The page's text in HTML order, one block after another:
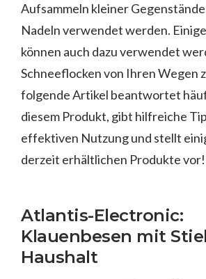
Aufsammeln kleiner
Nadeln verwendet werden.
können auch dazu verwendet
Schneeflocken von Ihren Wegen
folgende Artikel beantwortet
diesem Produkt, gibt hilfreiche
effektiven Nutzung und stellt
derzeit erhältlichen Produkte vor!
Atlantis-Electronic:
Klauenbesen mit
Haushalt